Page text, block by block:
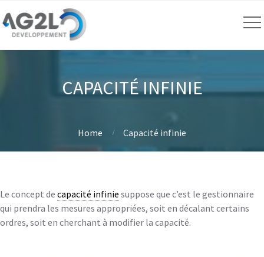
CAPACITÉ INFINIE
Home Capacité infinie
Le concept de capacité infinie suppose que c’est le gestionnaire
qui prendra les mesures appropriées, soit en décalant certains
ordres, soit en cherchant à modifier la capacité.